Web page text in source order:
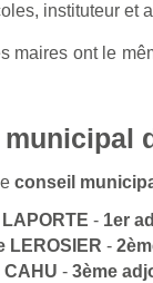
instituteur et
maires ont le
conseil
- 1er
LEROSIER -
- 3ème